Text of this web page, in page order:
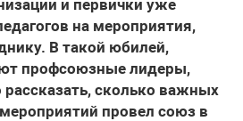
и первички уже
на мероприятия,
В такой юбилей,
профсоюзные лидеры,
сколько важных
провел союз в